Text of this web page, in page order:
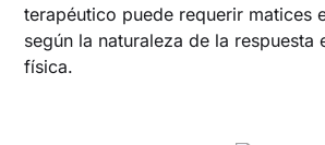
terapéutico puede requerir matices
según la naturaleza de la respuesta
física.